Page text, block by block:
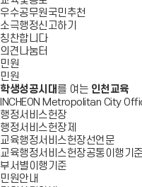
우수공무원국민추천
소극행정신고하기
칭찬합니다
의견나눔터
민원
민원
학생성공시대 를 여는 인천교육
INCHEON Metropolitan City
행정서비스헌장
행정서비스헌장제
교육행정서비스헌장선언문
교육행정서비스헌장공통이행기준
부서별이행기준
민원안내